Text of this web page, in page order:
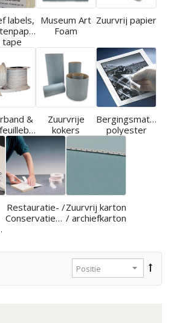
labels,
tape
Museum Art
Foam
Zuurvrij papier
&
Portefeuilleband
Zuurvrije
kokers
polyester
Restauratie- /
Conservatiematerialen
Zuurvrij karton
/ archiefkarton